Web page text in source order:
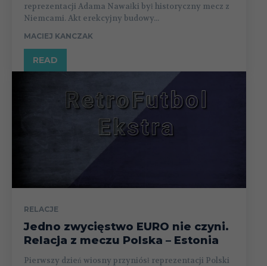
reprezentacji Adama Nawałki był historyczny mecz z
Niemcami. Akt erekcyjny budowy...
MACIEJ KANCZAK
READ
RELACJE
Jedno zwycięstwo EURO nie czyni.
Relacja z meczu Polska – Estonia
Pierwszy dzień wiosny przyniósł reprezentacji Polski